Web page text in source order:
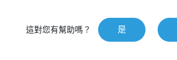
這對您有幫助嗎？ 是